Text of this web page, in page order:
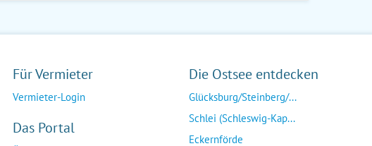
Für Vermieter
Vermieter-Login
Das Portal
Die Ostsee entdecken
Glücksburg/Steinberg/...
Schlei (Schleswig-Kap...
Eckernförde